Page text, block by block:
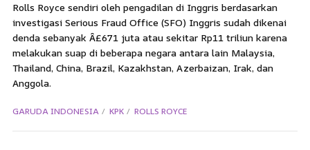
Rolls Royce sendiri oleh pengadilan di Inggris berdasarkan
investigasi Serious Fraud Office (SFO) Inggris sudah dikenai
denda sebanyak Â£671 juta atau sekitar Rp11 triliun karena
melakukan suap di beberapa negara antara lain Malaysia,
Thailand, China, Brazil, Kazakhstan, Azerbaizan, Irak, dan
Anggola.
GARUDA INDONESIA KPK ROLLS ROYCE